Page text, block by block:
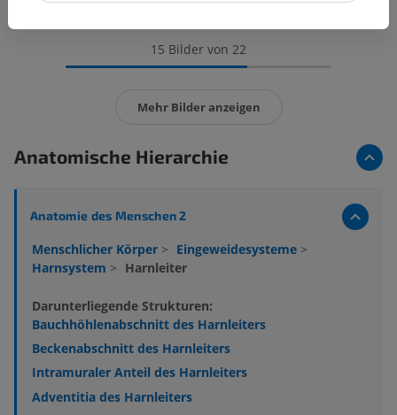
15 Bilder von 22
Mehr Bilder anzeigen
Anatomische Hierarchie
Anatomie des Menschen 2
Menschlicher Körper > Eingeweidesysteme >
Harnsystem > Harnleiter
Darunterliegende Strukturen:
Bauchhöhlenabschnitt des Harnleiters
Beckenabschnitt des Harnleiters
Intramuraler Anteil des Harnleiters
Adventitia des Harnleiters